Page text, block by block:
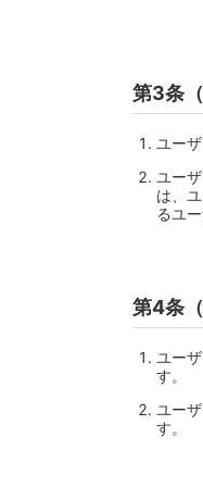
第3条
ユー
ユー
は、
るユ
第4条
ユー
す。
ユー
す。